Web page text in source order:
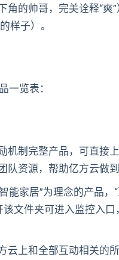
的帅哥，完美诠释“爽
样子）。
一览表：
机制完整产品，可直接
资源，帮助亿方云做到
家居”为理念的产品，
文件夹可进入监控入
云上和全部互动相关的